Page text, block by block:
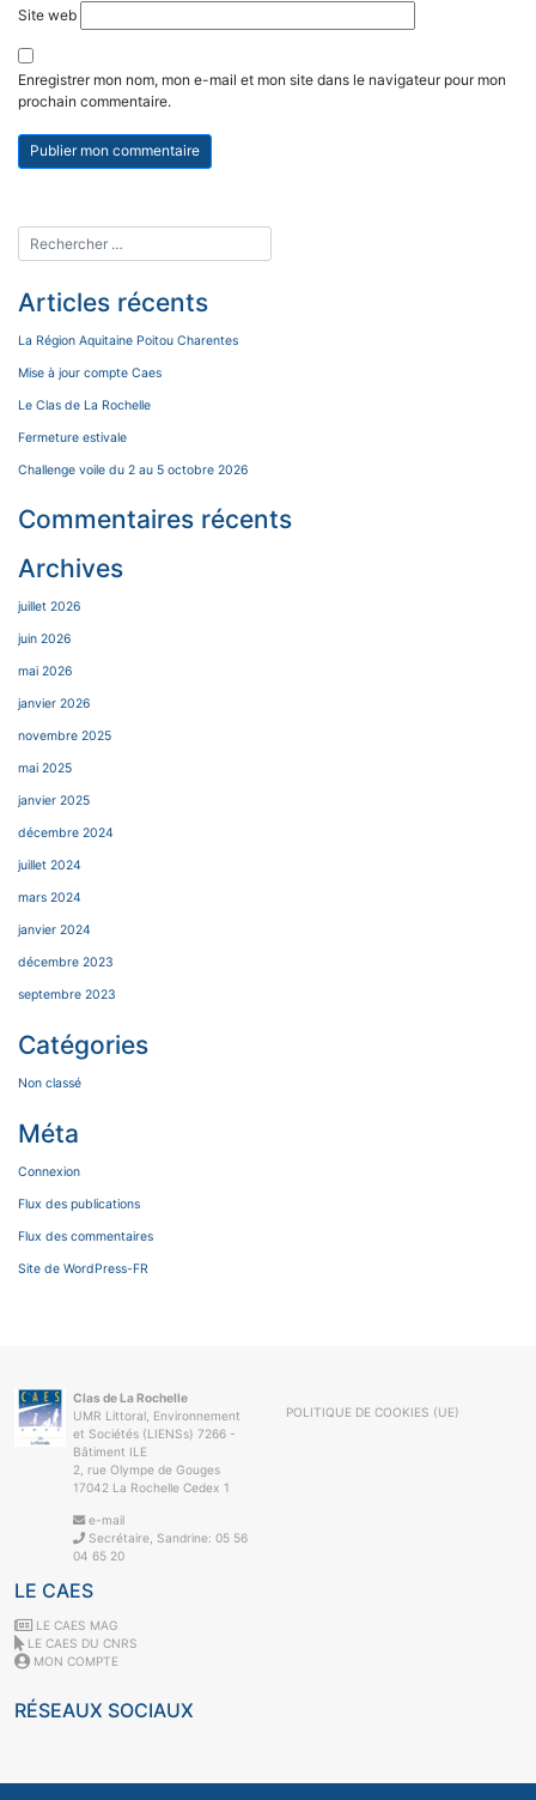
Site web
Enregistrer mon nom, mon e-mail et mon site dans le navigateur pour mon
prochain commentaire.
Articles récents
La Région Aquitaine Poitou Charentes
Mise à jour compte Caes
Le Clas de La Rochelle
Fermeture estivale
Challenge voile du 2 au 5 octobre 2026
Commentaires récents
Archives
juillet 2026
juin 2026
mai 2026
janvier 2026
novembre 2025
mai 2025
janvier 2025
décembre 2024
juillet 2024
mars 2024
janvier 2024
décembre 2023
septembre 2023
Catégories
Non classé
Méta
Connexion
Flux des publications
Flux des commentaires
Site de WordPress-FR
Clas de La Rochelle
UMR Littoral, Environnement
et Sociétés (LIENSs) 7266 -
Bâtiment ILE
2, rue Olympe de Gouges
17042 La Rochelle Cedex 1
e-mail
Secrétaire, Sandrine: 05 56
04 65 20
POLITIQUE DE COOKIES (UE)
LE CAES
LE CAES MAG
LE CAES DU CNRS
MON COMPTE
RÉSEAUX SOCIAUX